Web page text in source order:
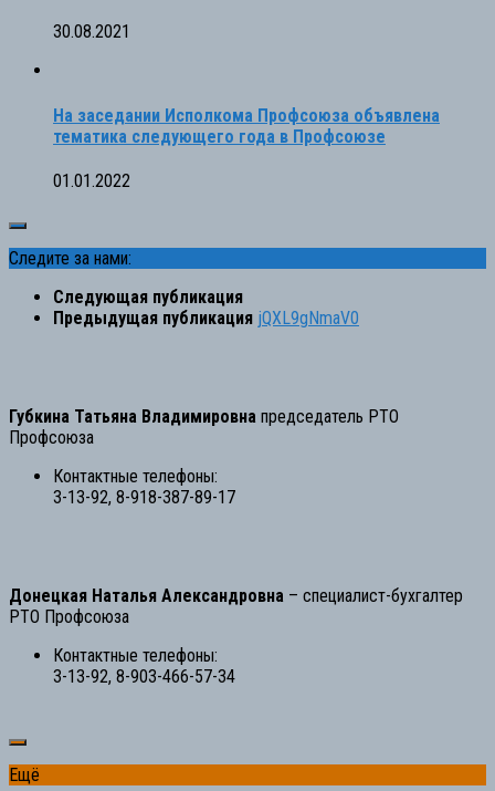
30.08.2021
На заседании Исполкома Профсоюза объявлена
тематика следующего года в Профсоюзе
01.01.2022
Следите за нами:
Следующая публикация
Предыдущая публикация jQXL9gNmaV0
Губкина Татьяна Владимировна председатель РТО
Профсоюза
Контактные телефоны:
3-13-92, 8-918-387-89-17
Донецкая Наталья Александровна – специалист-бухгалтер
РТО Профсоюза
Контактные телефоны:
3-13-92, 8-903-466-57-34
Ещё